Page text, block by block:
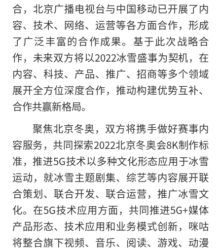
合，北京广播电视台与中国移动已开展了内
容、技术、网络、运营等各方面合作，形成
了广泛丰富的合作成果。基于此次战略合
作，未来双方将以2022冰雪盛事为契机，在
内容、科技、产品、推广、招商等多个领域
展开全方位深度合作，推动构建优势互补、
合作共赢新格局。
聚焦北京冬奥，双方将携手做好赛事内
容服务，共同探索2022北京冬奥会8K制作标
准，推进5G技术以多种文化形态应用于冰雪
运动，就冰雪主题剧集、综艺等内容展开联
合策划、联合开发、联合运营，推广冰雪文
化。在5G技术应用方面，共同推进5G+媒体
产品形态、技术应用和业务模式创新，咪咕
将整合旗下视频、音乐、阅读、游戏、动漫